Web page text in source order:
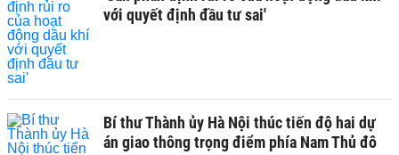
với quyết định đầu tư sai'
Bí thư Thành ủy Hà Nội thúc tiến độ hai dự
án giao thông trọng điểm phía Nam Thủ đô